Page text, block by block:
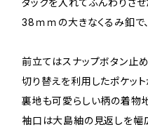
タックを入れてふんわりさせ
38ｍｍの大きなくるみ釦で
前立てはスナップボタン止め
切り替えを利用したポケット
裏地も可愛らしい柄の着物地
袖口は大島紬の見返しを幅